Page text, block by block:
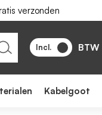
verzonden
Incl. BTW
Kabelgoot